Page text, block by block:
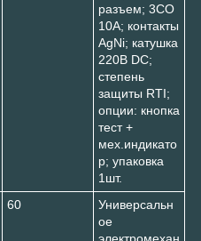
разъем; 3CO
10A; контакты
AgNi; катушка
220В DC;
степень
защиты RTI;
опции: кнопка
тест +
мех.индикато
р; упаковка
1шт.
60
Универсальн
ое
электромехан